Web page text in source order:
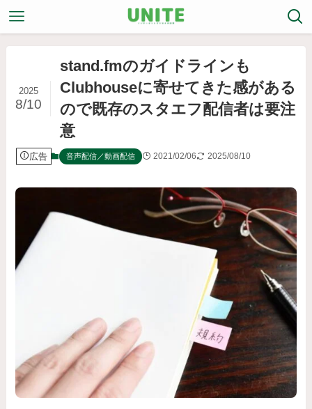
stand.fmのガイドラインも
Clubhouseに寄せてきた感がある
ので既存のスタエフ配信者は要注
意
2025
8/10
広告 音声配信／動画配信 2021/02/06 2025/08/10